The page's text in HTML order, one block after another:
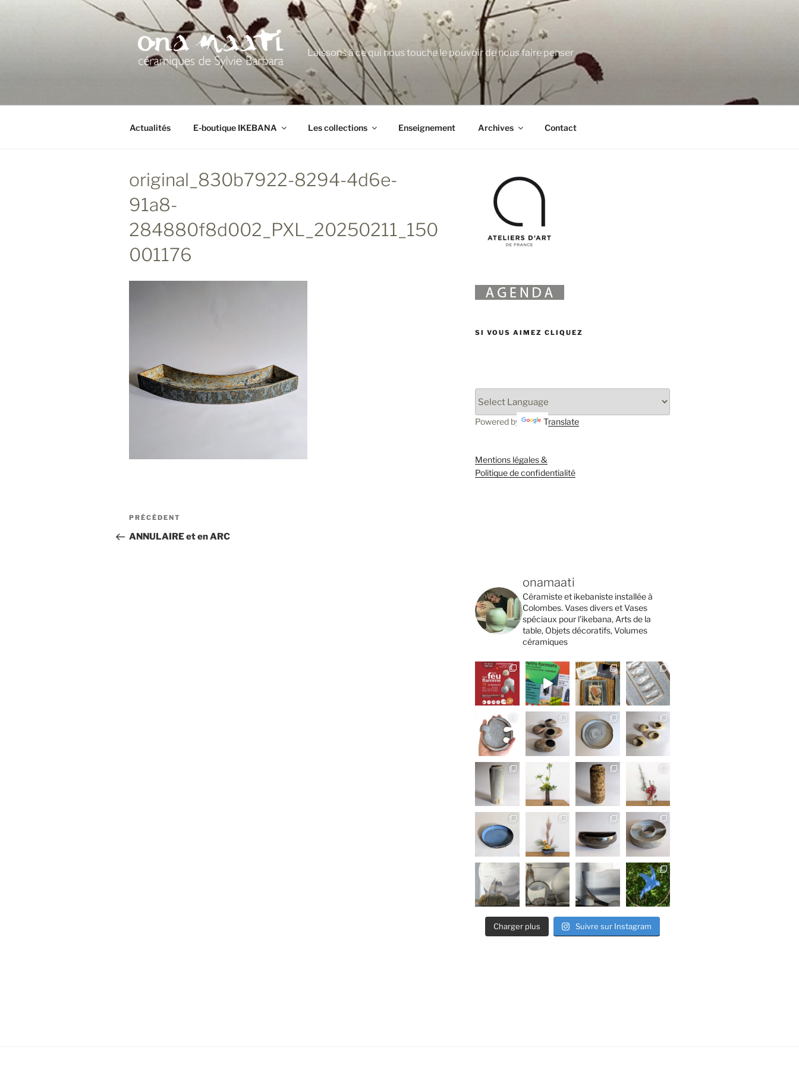
Laissons à ce qui nous touche le pouvoir de nous faire penser
Actualités E-boutique IKEBANA Les collections Enseignement Archives Contact
original_830b7922-8294-4d6e-
91a8-
284880f8d002_PXL_20250211_150
001176
Navigation
de
Article
précédent
PRÉCÉDENT
ANNULAIRE et en ARC
SI VOUS AIMEZ CLIQUEZ
Powered by Translate
Mentions légales &
Politique de confidentialité
onamaati
Céramiste et ikebaniste installée à
Colombes. Vases divers et Vases
spéciaux pour l'ikebana, Arts de la
table, Objets décoratifs, Volumes
céramiques
Charger plus Suivre sur Instagram